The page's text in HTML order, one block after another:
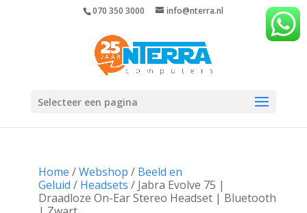
070 350 3000 info@nterra.nl
Selecteer een pagina
Home /Webshop / Beeld en
Geluid / Headsets / Jabra Evolve 75 |
Draadloze On-Ear Stereo Headset | Bluetooth